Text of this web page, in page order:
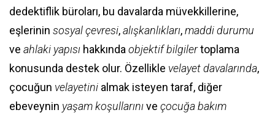
dedektiflik büroları, bu davalarda müvekkillerine,
eşlerinin sosyal çevresi,alışkanlıkları,maddi durumu
ve ahlaki yapısı hakkındaobjektif bilgilertoplama
konusunda destek olur. Özellikle velayet davalarında,
çocuğun velayetini almak isteyen taraf, diğer
ebeveynin yaşam koşullarınıve çocuğa bakım